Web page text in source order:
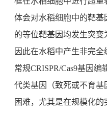
体会对水稻细胞中的靶
的等位靶基因均发生突变
因此在水稻中产生非完
常规CRISPR/Cas9基因
代类基因（致死或不育
困难，尤其是在规模化